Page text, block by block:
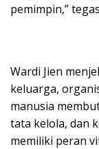
pemimpin,”
Wardi Jien
keluarga,
manusia
tata kelola, dan
memiliki peran